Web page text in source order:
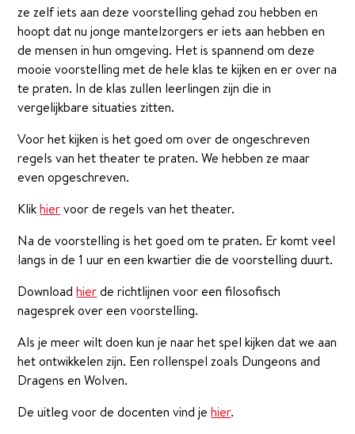
ze zelf iets aan deze voorstelling gehad zou hebben en
hoopt dat nu jonge mantelzorgers er iets aan hebben en
de mensen in hun omgeving. Het is spannend om deze
mooie voorstelling met de hele klas te kijken en er over na
te praten. In de klas zullen leerlingen zijn die in
vergelijkbare situaties zitten.
Voor het kijken is het goed om over de ongeschreven
regels van het theater te praten. We hebben ze maar
even opgeschreven.
Klikhiervoor de regels van het theater.
Na de voorstelling is het goed om te praten. Er komt veel
langs in de 1 uur en een kwartier die de voorstelling duurt.
Downloadhierde richtlijnen voor een filosofisch
nagesprek over een voorstelling.
Als je meer wilt doen kun je naar het spel kijken dat we aan
het ontwikkelen zijn. Een rollenspel zoals Dungeons and
Dragens en Wolven.
De uitleg voor de docenten vind jehier.